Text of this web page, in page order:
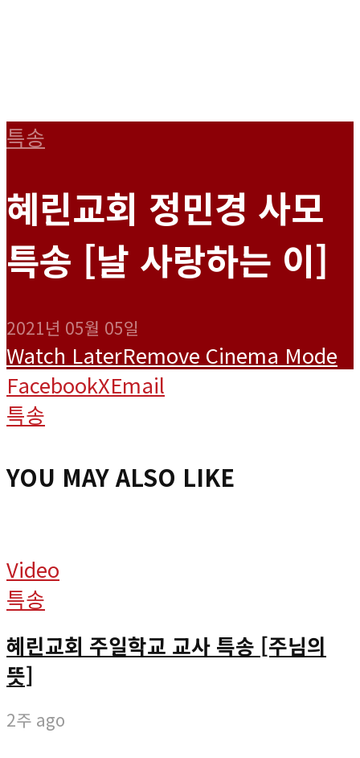
특송
혜린교회 정민경 사모
특송 [날 사랑하는 이]
2021년 05월 05일
Watch LaterRemove Cinema Mode
FacebookXEmail
특송
YOU MAY ALSO LIKE
Video
특송
혜린교회 주일학교 교사 특송 [주님의
뜻]
2주 ago